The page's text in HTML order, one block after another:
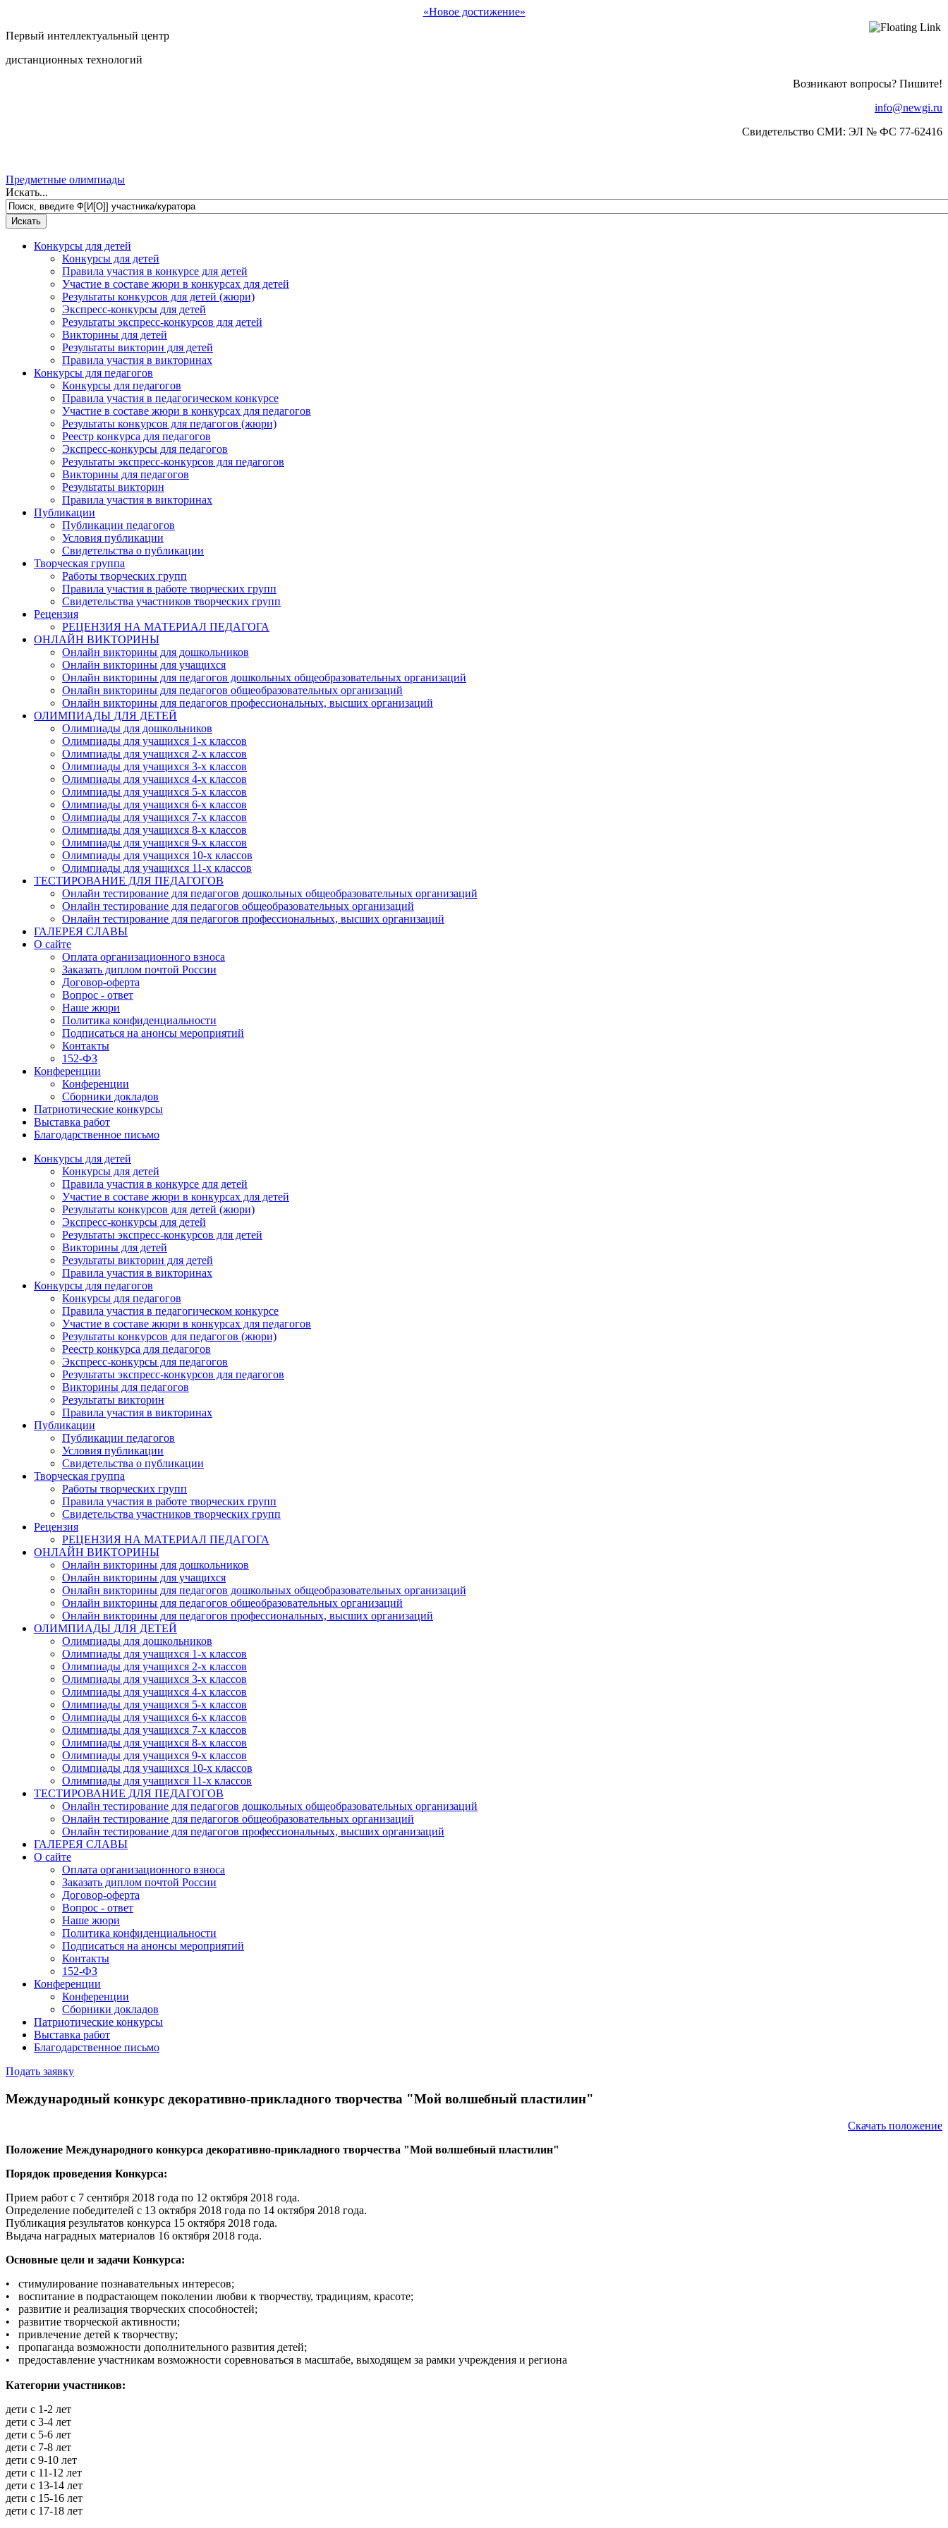
«Новое достижение»
Первый интеллектуальный центр
дистанционных технологий
Возникают вопросы? Пишите!
info@newgi.ru
Свидетельство СМИ: ЭЛ № ФС 77-62416
Предметные олимпиады
Искать...
Конкурсы для детей
Конкурсы для детей
Правила участия в конкурсе для детей
Участие в составе жюри в конкурсах для детей
Результаты конкурсов для детей (жюри)
Экспресс-конкурсы для детей
Результаты экспресс-конкурсов для детей
Викторины для детей
Результаты викторин для детей
Правила участия в викторинах
Конкурсы для педагогов
Конкурсы для педагогов
Правила участия в педагогическом конкурсе
Участие в составе жюри в конкурсах для педагогов
Результаты конкурсов для педагогов (жюри)
Реестр конкурса для педагогов
Экспресс-конкурсы для педагогов
Результаты экспресс-конкурсов для педагогов
Викторины для педагогов
Результаты викторин
Правила участия в викторинах
Публикации
Публикации педагогов
Условия публикации
Свидетельства о публикации
Творческая группа
Работы творческих групп
Правила участия в работе творческих групп
Свидетельства участников творческих групп
Рецензия
РЕЦЕНЗИЯ НА МАТЕРИАЛ ПЕДАГОГА
ОНЛАЙН ВИКТОРИНЫ
Онлайн викторины для дошкольников
Онлайн викторины для учащихся
Онлайн викторины для педагогов дошкольных общеобразовательных организаций
Онлайн викторины для педагогов общеобразовательных организаций
Онлайн викторины для педагогов профессиональных, высших организаций
ОЛИМПИАДЫ ДЛЯ ДЕТЕЙ
Олимпиады для дошкольников
Олимпиады для учащихся 1-х классов
Олимпиады для учащихся 2-х классов
Олимпиады для учащихся 3-х классов
Олимпиады для учащихся 4-х классов
Олимпиады для учащихся 5-х классов
Олимпиады для учащихся 6-х классов
Олимпиады для учащихся 7-х классов
Олимпиады для учащихся 8-х классов
Олимпиады для учащихся 9-х классов
Олимпиады для учащихся 10-х классов
Олимпиады для учащихся 11-х классов
ТЕСТИРОВАНИЕ ДЛЯ ПЕДАГОГОВ
Онлайн тестирование для педагогов дошкольных общеобразовательных организаций
Онлайн тестирование для педагогов общеобразовательных организаций
Онлайн тестирование для педагогов профессиональных, высших организаций
ГАЛЕРЕЯ СЛАВЫ
О сайте
Оплата организационного взноса
Заказать диплом почтой России
Договор-оферта
Вопрос - ответ
Наше жюри
Политика конфиденциальности
Подписаться на анонсы мероприятий
Контакты
152-ФЗ
Конференции
Конференции
Сборники докладов
Патриотические конкурсы
Выставка работ
Благодарственное письмо
Конкурсы для детей
Конкурсы для детей
Правила участия в конкурсе для детей
Участие в составе жюри в конкурсах для детей
Результаты конкурсов для детей (жюри)
Экспресс-конкурсы для детей
Результаты экспресс-конкурсов для детей
Викторины для детей
Результаты викторин для детей
Правила участия в викторинах
Конкурсы для педагогов
Конкурсы для педагогов
Правила участия в педагогическом конкурсе
Участие в составе жюри в конкурсах для педагогов
Результаты конкурсов для педагогов (жюри)
Реестр конкурса для педагогов
Экспресс-конкурсы для педагогов
Результаты экспресс-конкурсов для педагогов
Викторины для педагогов
Результаты викторин
Правила участия в викторинах
Публикации
Публикации педагогов
Условия публикации
Свидетельства о публикации
Творческая группа
Работы творческих групп
Правила участия в работе творческих групп
Свидетельства участников творческих групп
Рецензия
РЕЦЕНЗИЯ НА МАТЕРИАЛ ПЕДАГОГА
ОНЛАЙН ВИКТОРИНЫ
Онлайн викторины для дошкольников
Онлайн викторины для учащихся
Онлайн викторины для педагогов дошкольных общеобразовательных организаций
Онлайн викторины для педагогов общеобразовательных организаций
Онлайн викторины для педагогов профессиональных, высших организаций
ОЛИМПИАДЫ ДЛЯ ДЕТЕЙ
Олимпиады для дошкольников
Олимпиады для учащихся 1-х классов
Олимпиады для учащихся 2-х классов
Олимпиады для учащихся 3-х классов
Олимпиады для учащихся 4-х классов
Олимпиады для учащихся 5-х классов
Олимпиады для учащихся 6-х классов
Олимпиады для учащихся 7-х классов
Олимпиады для учащихся 8-х классов
Олимпиады для учащихся 9-х классов
Олимпиады для учащихся 10-х классов
Олимпиады для учащихся 11-х классов
ТЕСТИРОВАНИЕ ДЛЯ ПЕДАГОГОВ
Онлайн тестирование для педагогов дошкольных общеобразовательных организаций
Онлайн тестирование для педагогов общеобразовательных организаций
Онлайн тестирование для педагогов профессиональных, высших организаций
ГАЛЕРЕЯ СЛАВЫ
О сайте
Оплата организационного взноса
Заказать диплом почтой России
Договор-оферта
Вопрос - ответ
Наше жюри
Политика конфиденциальности
Подписаться на анонсы мероприятий
Контакты
152-ФЗ
Конференции
Конференции
Сборники докладов
Патриотические конкурсы
Выставка работ
Благодарственное письмо
Подать заявку
Международный конкурс декоративно-прикладного творчества "Мой волшебный пластилин"
Скачать положение
Положение Международного конкурса декоративно-прикладного творчества "Мой волшебный пластилин"
Порядок проведения Конкурса:
Прием работ с 7 сентября 2018 года по 12 октября 2018 года.
Определение победителей с 13 октября 2018 года по 14 октября 2018 года.
Публикация результатов конкурса 15 октября 2018 года.
Выдача наградных материалов 16 октября 2018 года.
Основные цели и задачи Конкурса:
• стимулирование познавательных интересов;
• воспитание в подрастающем поколении любви к творчеству, традициям, красоте;
• развитие и реализация творческих способностей;
• развитие творческой активности;
• привлечение детей к творчеству;
• пропаганда возможности дополнительного развития детей;
• предоставление участникам возможности соревноваться в масштабе, выходящем за рамки учреждения и региона
Категории участников:
дети с 1-2 лет
дети с 3-4 лет
дети с 5-6 лет
дети с 7-8 лет
дети с 9-10 лет
дети с 11-12 лет
дети с 13-14 лет
дети с 15-16 лет
дети с 17-18 лет
Имя